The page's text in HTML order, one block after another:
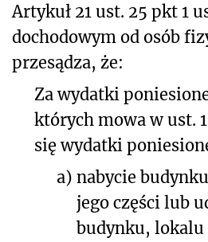
Artykuł 21 ust. 25 pkt 1
dochodowym od osób
przesądza, że:
Za wydatki
których mowa w ust.
się wydatki
a) nabycie
jego części lub
budynku, lokalu